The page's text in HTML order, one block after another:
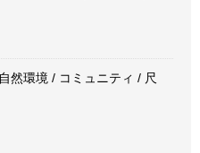
然環境 / コミュニティ / 尺